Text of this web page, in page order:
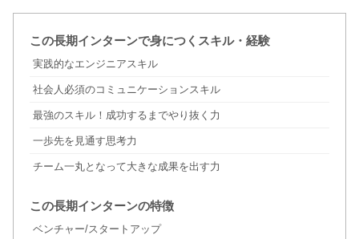
この長期インターンで身につくスキル・経験
実践的なエンジニアスキル
社会人必須のコミュニケーションスキル
最強のスキル！成功するまでやり抜く力
一歩先を見通す思考力
チーム一丸となって大きな成果を出す力
この長期インターンの特徴
ベンチャー/スタートアップ